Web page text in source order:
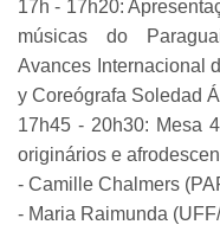
17h - 17h20:
músicas do
Avances Internacional
y Coreógrafa Soledad
17h45 - 20h30: Mesa
originários e
- Camille Chalmers
- Maria Raimunda